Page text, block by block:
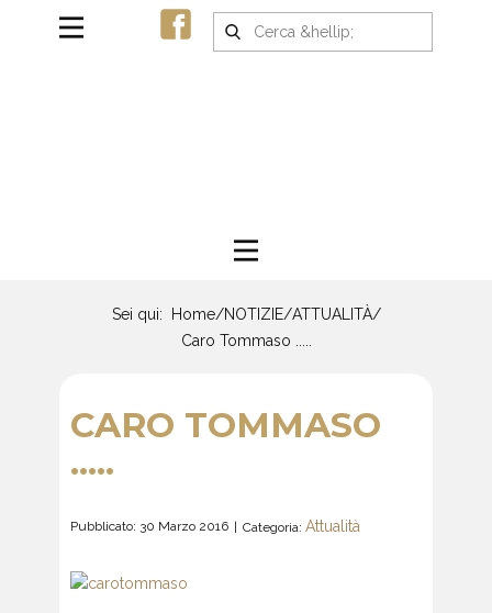
Sei qui: Home/NOTIZIE/ATTUALITÀ/
Caro Tommaso .....
CARO TOMMASO
.....
Pubblicato: 30 Marzo 2016 Categoria: Attualità